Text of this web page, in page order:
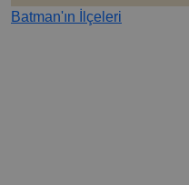
Batman'ın İlçeleri